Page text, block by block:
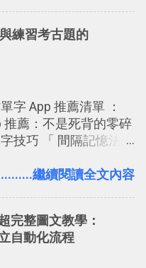
章： 把 Evernote 當
Trello ！幫雲端硬碟
有在電腦玩物上寫過
雖然錯過了幾年前第
的時機，但在這段時
法，歸納出「 為什麼值
增： 免費專案管理軟
簡單管理 13 種工具
何將 Trello 切換到繁
練習考古題的
字 App 推薦清單 ：
推薦：不是死背的零碎
技巧 「 間隔記憶法
期記憶。 舉例來說我今
忘記可能變成相隔一
複習，就能把記憶強
可能半個月；那時候
繼續閱讀全文內容
完整圖文教學：
自動化流程